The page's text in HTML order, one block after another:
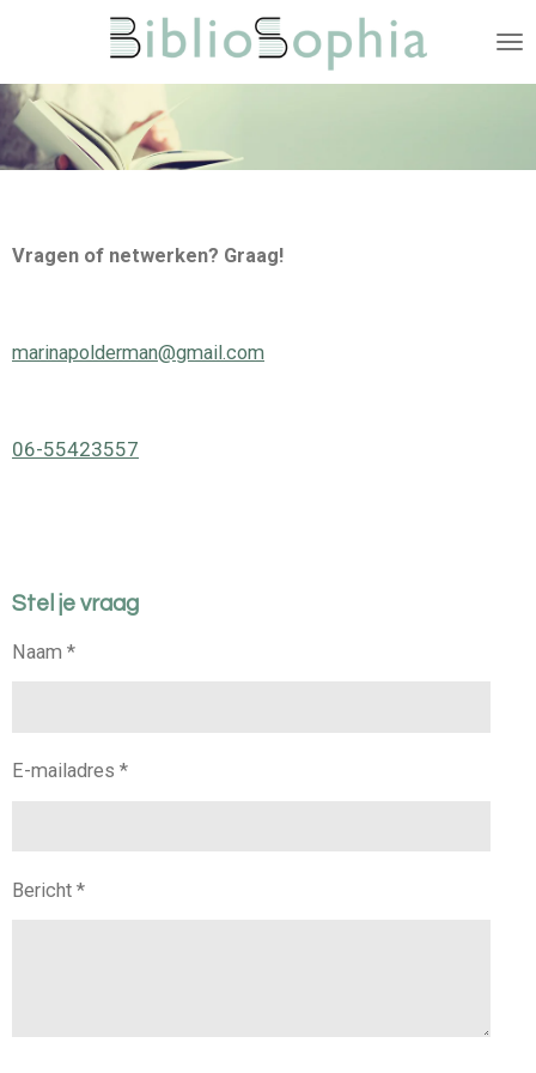
naar
de
hoofdinhoud
Vragen of netwerken? Graag!
marinapolderman@gmail.com
06-55423557
Stel je vraag
Naam *
E-mailadres *
Bericht *